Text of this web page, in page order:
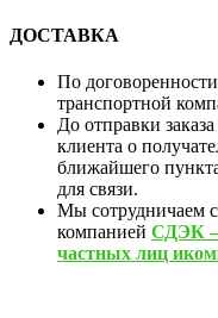
ДОСТАВКА
По
транспортной
До отправки
клиента о
ближайшего
для связи.
Мы сотрудничаем
компанией СДЭК —
частных лиц